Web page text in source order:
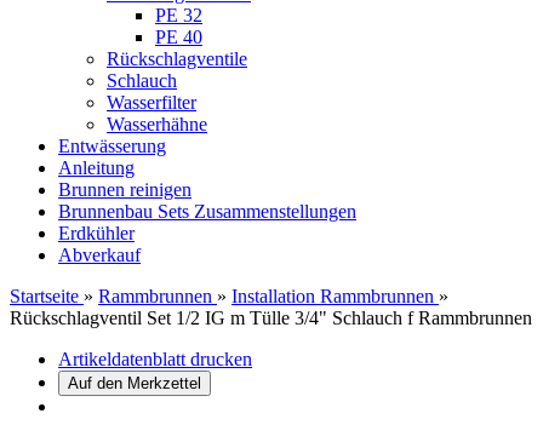
PE 32
PE 40
Rückschlagventile
Schlauch
Wasserfilter
Wasserhähne
Entwässerung
Anleitung
Brunnen reinigen
Brunnenbau Sets Zusammenstellungen
Erdkühler
Abverkauf
Startseite » Rammbrunnen » Installation Rammbrunnen »
Rückschlagventil Set 1/2 IG m Tülle 3/4" Schlauch f Rammbrunnen
Artikeldatenblatt drucken